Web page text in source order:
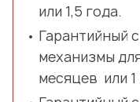
или 1,5 года.
Гарантийный
механизмы
месяцев или 1